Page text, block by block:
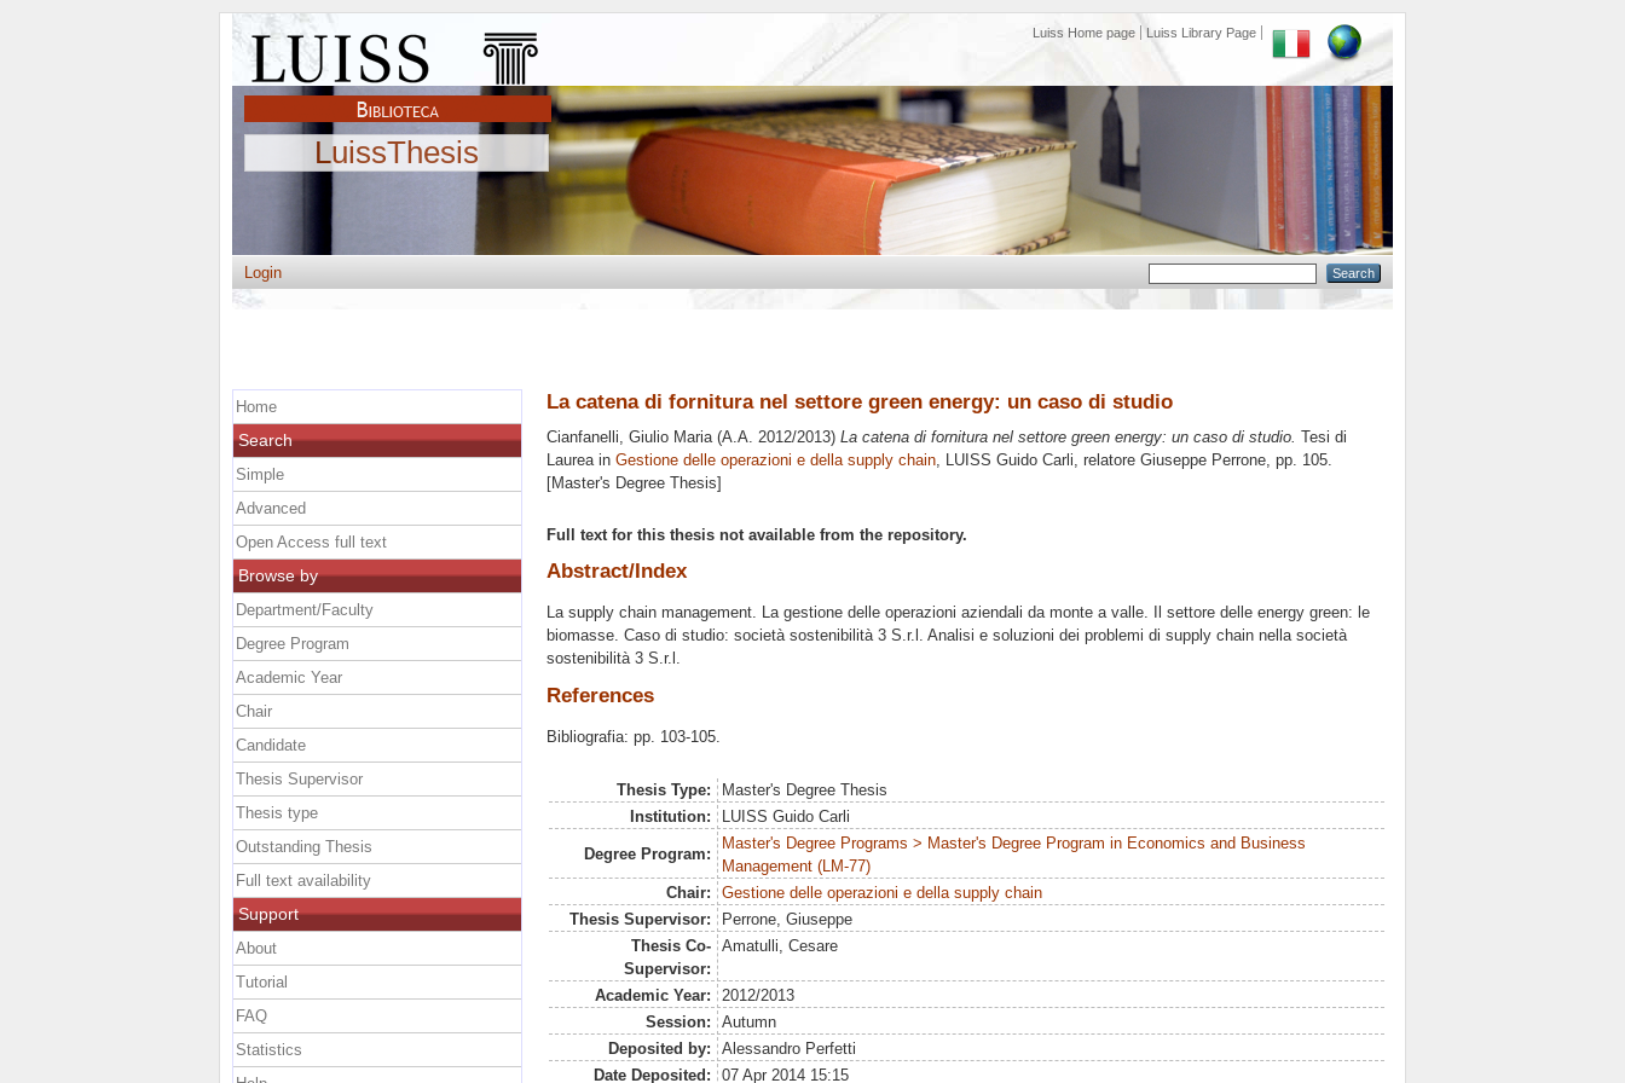
Luiss Home page Luiss Library Page
LuissThesis
Login
La catena di fornitura nel settore green energy: un caso di studio
Cianfanelli, Giulio Maria(A.A. 2012/2013) La catena di fornitura nel settore green energy: un caso di studio. Tesi di
Laurea in Gestione delle operazioni e della supply chain, LUISS Guido Carli, relatore Giuseppe Perrone, pp. 105.
[Master's Degree Thesis]
Full text for this thesis not available from the repository.
Abstract/Index
La supply chain management. La gestione delle operazioni aziendali da monte a valle. Il settore delle energy green: le
biomasse. Caso di studio: società sostenibilità 3 S.r.l. Analisi e soluzioni dei problemi di supply chain nella società
sostenibilità 3 S.r.l.
References
Bibliografia: pp. 103-105.
Thesis Type:
Master's Degree Thesis
Institution:
LUISS Guido Carli
Degree Program:
Master's Degree Programs > Master's Degree Program in Economics and Business
Management (LM-77)
Chair:
Gestione delle operazioni e della supply chain
Thesis Supervisor:
Perrone, Giuseppe
Thesis Co-
Supervisor:
Amatulli, Cesare
Academic Year:
2012/2013
Session:
Autumn
Deposited by:
Alessandro Perfetti
Date Deposited:
07 Apr 2014 15:15
Home
Search
Simple
Advanced
Open Access full text
Browse by
Department/Faculty
Degree Program
Academic Year
Chair
Candidate
Thesis Supervisor
Thesis type
Outstanding Thesis
Full text availability
Support
About
Tutorial
FAQ
Statistics